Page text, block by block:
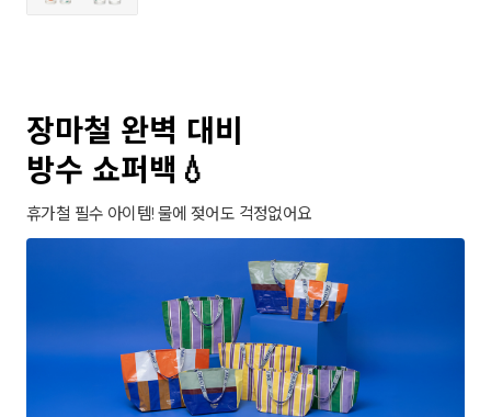
장마철 완벽 대비
방수 쇼퍼백💧
휴가철 필수 아이템! 물에 젖어도 걱정없어요